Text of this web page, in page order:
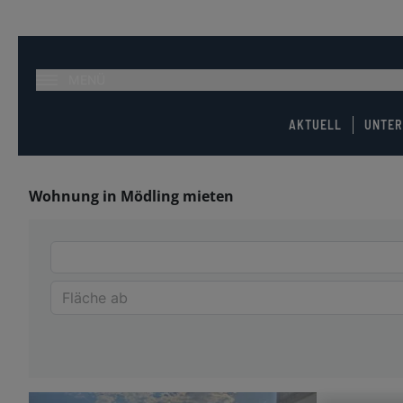
AKTUELL
Wohnung in Mödling mieten